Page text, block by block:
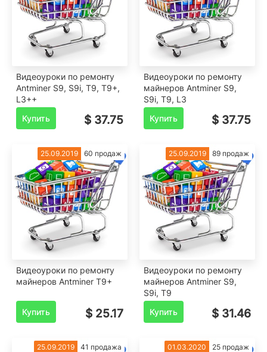
Видеоуроки по ремонту
Antminer S9, S9i, T9, T9+,
L3++
Купить
$ 37.75
Видеоуроки по ремонту
майнеров Antminer S9,
S9i, T9, L3
Купить
$ 37.75
25.09.2019 60 продаж
Видеоуроки по ремонту
майнеров Antminer T9+
Купить $ 25.17
25.09.2019 89 продаж
Видеоуроки по ремонту
майнеров Antminer S9,
S9i, T9
Купить
$ 31.46
25.09.2019 41 продажа 01.03.2020 25 продаж